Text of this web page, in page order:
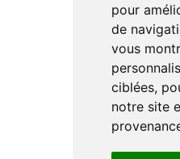
pour
de
vous
ciblées,
notre site